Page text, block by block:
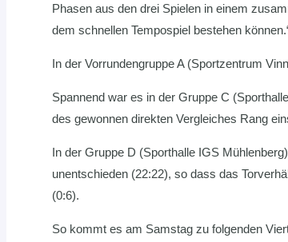
Phasen aus den drei Spielen in einem
dem schnellen Tempospiel bestehen
In der Vorrundengruppe A (Sportzentrum
Spannend war es in der Gruppe C
des gewonnen direkten Vergleiches Rang
In der Gruppe D (Sporthalle IGS
unentschieden (22:22), so dass das
(0:6).
So kommt es am Samstag zu folgenden